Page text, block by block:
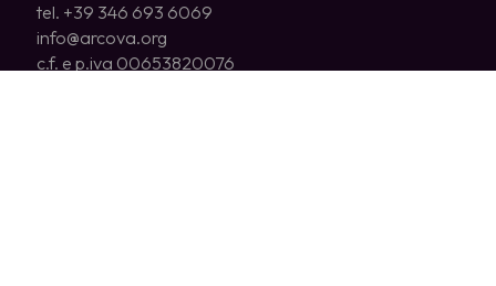
tel. +39 346 693 6069
info@arcova.org
c.f. e p.iva 00653820076